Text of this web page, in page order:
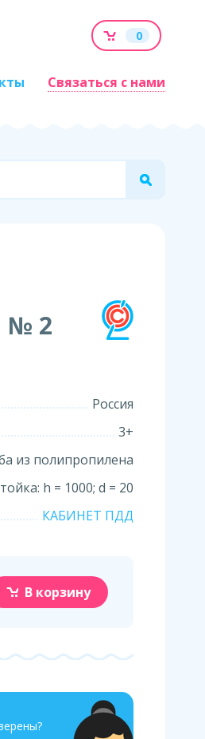
0
Связаться с нами
№ 2
Россия
3+
из полипропилена
h = 1000; d = 20
КАБИНЕТ ПДД
В корзину